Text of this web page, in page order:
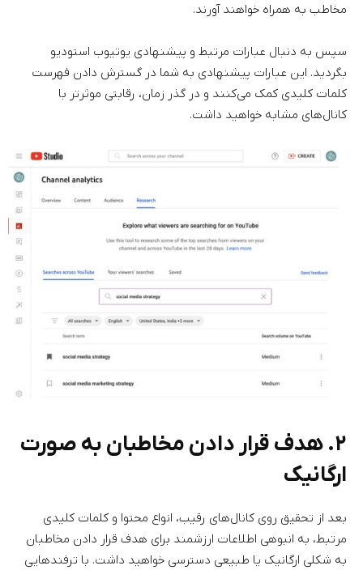
مخاطب به همراه خواهند آورند.
سپس به دنبال عبارات مرتبط و پیشنهادی یوتیوب استودیو
بگردید. این عبارات پیشنهادی به شما در گسترش دادن فهرست
کلمات کلیدی کمک می‌کنند و در گذر زمان،‌ رقابتی موثرتر با
کانال‌های مشابه خواهید داشت.
۲. هدف قرار دادن مخاطبان به صورت
ارگانیک
بعد از تحقیق روی کانال‌های رقیب، انواع محتوا و کلمات کلیدی
مرتبط، به انبوهی اطلاعات ارزشمند برای هدف قرار دادن مخاطبان
به شکلی ارگانیک یا طبیعی دسترسی خواهید داشت. با ترفندهایی